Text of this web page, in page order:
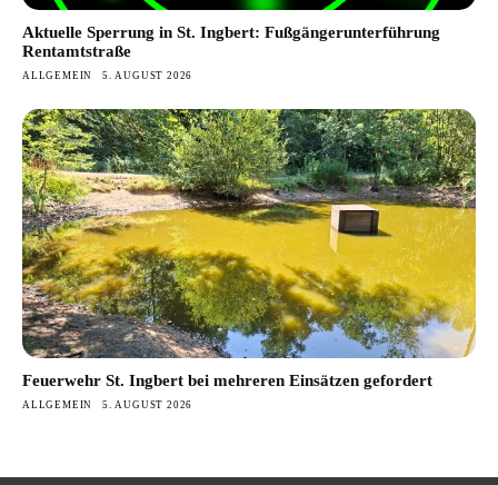
Aktuelle Sperrung in St. Ingbert: Fußgängerunterführung
Rentamtstraße
ALLGEMEIN 5. AUGUST 2026
Feuerwehr St. Ingbert bei mehreren Einsätzen gefordert
ALLGEMEIN 5. AUGUST 2026